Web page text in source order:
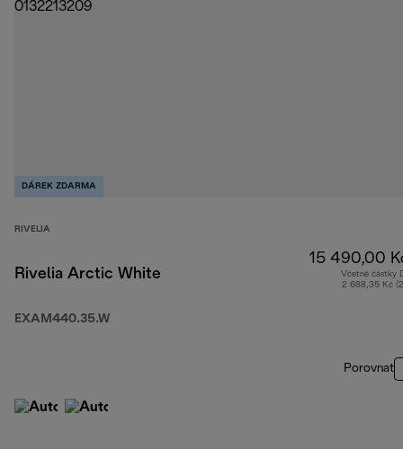
DÁREK ZDARMA
RIVELIA
Rivelia Arctic White
EXAM440.35.W
15 490,00
Včetně částky
2 688,35 Kč
Porovnat